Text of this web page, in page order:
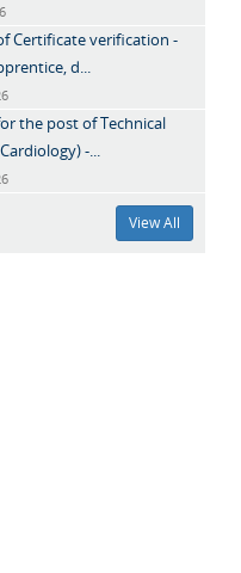
Certificate verification -
d...
the post of Technical
-...
View All